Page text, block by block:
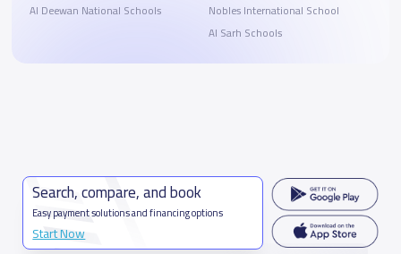
Al Deewan National Schools
Nobles International School
Al Sarh Schools
Search, compare, and book
Easy payment solutions and financing options
Start Now